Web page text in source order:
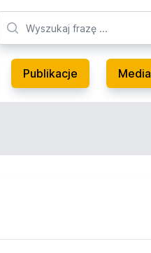
Publikacje Media